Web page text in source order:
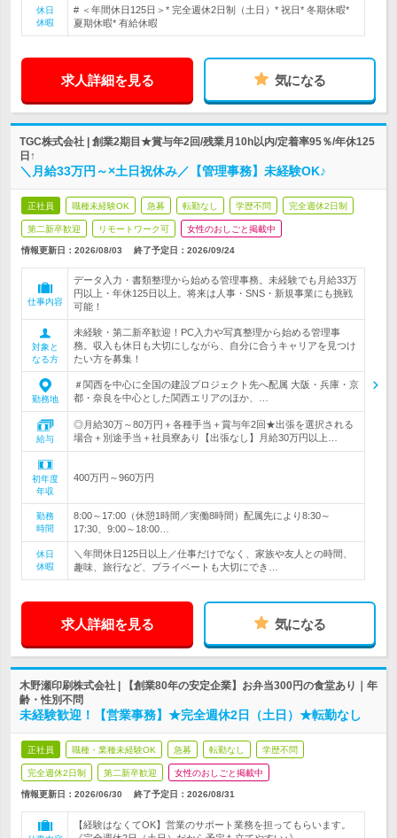
休日
休暇
# ＜年間休日125日＞* 完全週休2日制（土日）* 祝日* 冬期休暇*
夏期休暇* 有給休暇
求人詳細を見る 気になる
TGC株式会社 | 創業2期目★賞与年2回/残業月10h以内/定着率95％/年休125
日↑
＼月給33万円～×土日祝休み／【管理事務】未経験OK♪
正社員 職種未経験OK 急募 転勤なし 学歴不問 完全週休2日制
第二新卒歓迎 リモートワーク可 女性のおしごと掲載中
情報更新日：2026/08/03 終了予定日： 2026/09/24
仕事内容
データ入力・書類整理から始める管理事務。未経験でも月給33万
円以上・年休125日以上。将来は人事・SNS・新規事業にも挑戦
可能！
対象と
なる方
未経験・第二新卒歓迎！PC入力や写真整理から始める管理事
務。収入も休日も大切にしながら、自分に合うキャリアを見つけ
たい方を募集！
勤務地
＃関西を中心に全国の建設プロジェクト先へ配属 大阪・兵庫・京
都・奈良を中心とした関西エリアのほか、…
給与
◎月給30万～80万円＋各種手当＋賞与年2回★出張を選択される
場合＋別途手当＋社員寮あり【出張なし】月給30万円以上…
初年度
年収
400万円～960万円
勤務
時間
8:00～17:00（休憩1時間／実働8時間）配属先により8:30～
17:30、9:00～18:00…
休日
休暇
＼年間休日125日以上／仕事だけでなく、家族や友人との時間、
趣味、旅行など、プライベートも大切にでき…
求人詳細を見る 気になる
木野瀬印刷株式会社 | 【創業80年の安定企業】お弁当300円の食堂あり｜年
齢・性別不問
未経験歓迎！【営業事務】★完全週休2日（土日）★転勤なし
正社員 職種・業種未経験OK 急募 転勤なし 学歴不問
完全週休2日制 第二新卒歓迎 女性のおしごと掲載中
情報更新日：2026/06/30 終了予定日： 2026/08/31
【経験はなくてOK】営業のサポート業務を担ってもらいます。